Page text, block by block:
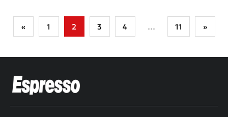
Σελιδοποίηση
άρθρων
« 1 2 3 4 … 11 »